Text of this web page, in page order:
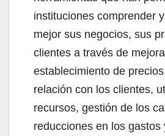
instituciones comprender
mejor sus negocios, sus
clientes a través de
establecimiento de
relación con los clientes,
recursos, gestión de los
reducciones en los gastos